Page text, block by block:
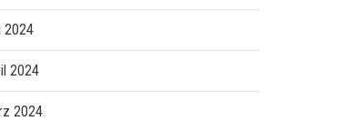
2024
2024
2024